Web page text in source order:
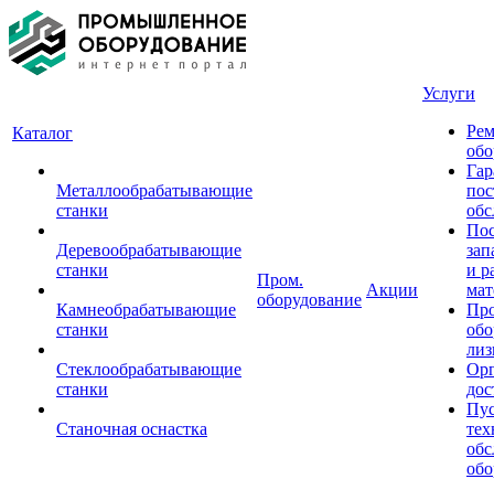
Каталог
Металлообрабатывающие
станки
Деревообрабатывающие
станки
Камнеобрабатывающие
станки
Стеклообрабатывающие
станки
Станочная оснастка
Пром.
оборудование
Акции
Услуги
и